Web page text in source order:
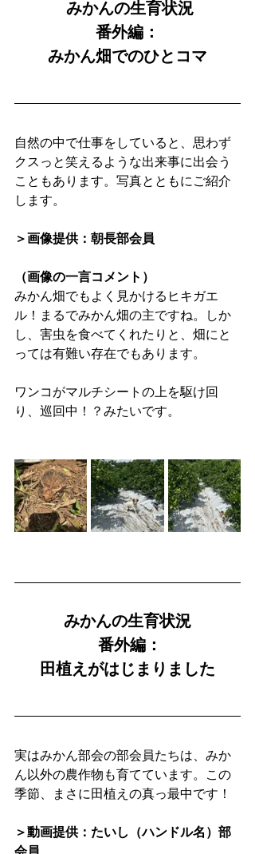
みかんの生育状況
番外編：
みかん畑でのひとコマ
自然の中で仕事をしていると、思わず
クスっと笑えるような出来事に出会う
こともあります。写真とともにご紹介
します。
＞画像提供：朝長部会員
（画像の一言コメント）
みかん畑でもよく見かけるヒキガエ
ル！まるでみかん畑の主ですね。しか
し、害虫を食べてくれたりと、畑にと
っては有難い存在でもあります。
ワンコがマルチシートの上を駆け回
り、巡回中！？みたいです。
みかんの生育状況
番外編：
田植えがはじまりました
実はみかん部会の部会員たちは、みか
ん以外の農作物も育てています。この
季節、まさに田植えの真っ最中です！
＞動画提供：たいし（ハンドル名）部
会員